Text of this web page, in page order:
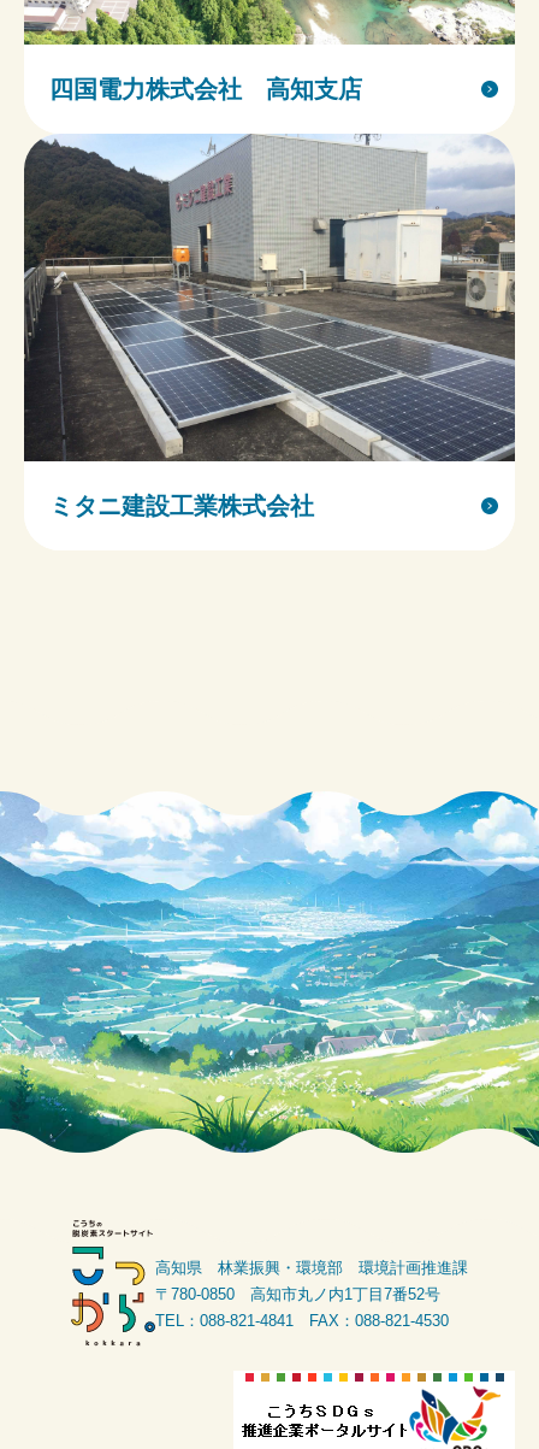
四国電力株式会社 高知支店
ミタニ建設工業株式会社
高知県 林業振興・環境部 環境計画推進課
〒780-0850 高知市丸ノ内1丁目7番52号
TEL：088-821-4841 FAX：088-821-4530